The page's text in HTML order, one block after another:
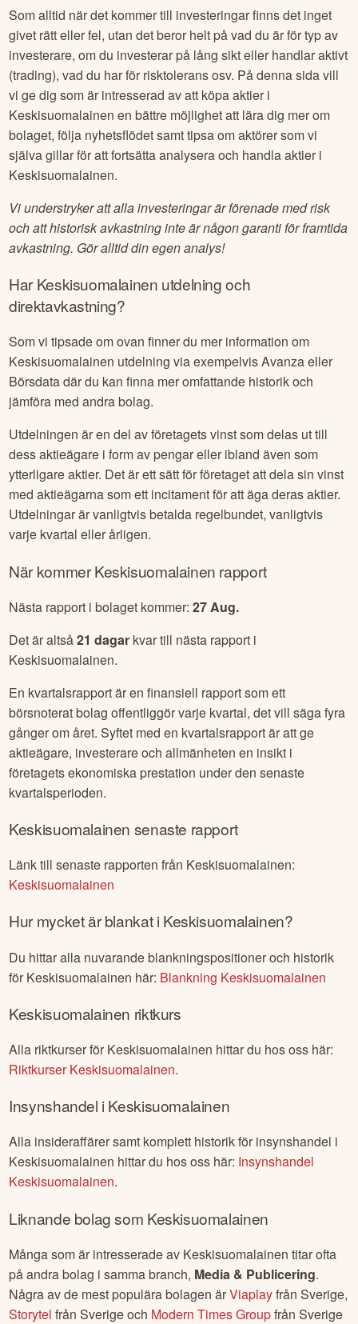
Som alltid när det kommer till investeringar finns det inget
givet rätt eller fel, utan det beror helt på vad du är för typ av
investerare, om du investerar på lång sikt eller handlar aktivt
(trading), vad du har för risktolerans osv. På denna sida vill
vi ge dig som är intresserad av att köpa aktier i
Keskisuomalainen en bättre möjlighet att lära dig mer om
bolaget, följa nyhetsflödet samt tipsa om aktörer som vi
själva gillar för att fortsätta analysera och handla aktier i
Keskisuomalainen.
Vi understryker att alla investeringar är förenade med risk
och att historisk avkastning inte är någon garanti för framtida
avkastning. Gör alltid din egen analys!
HarKeskisuomalainen utdelning och
direktavkastning?
Som vi tipsade om ovan finner du mer information om
Keskisuomalainen utdelning via exempelvis Avanza eller
Börsdata där du kan finna mer omfattande historik och
jämföra med andra bolag.
Utdelningen är en del av företagets vinst som delas ut till
dess aktieägare i form av pengar eller ibland även som
ytterligare aktier. Det är ett sätt för företaget att dela sin vinst
med aktieägarna som ett incitament för att äga deras aktier.
Utdelningar är vanligtvis betalda regelbundet, vanligtvis
varje kvartal eller årligen.
När kommerKeskisuomalainen rapport
Nästa rapport i bolaget kommer:27 Aug.
Det är altså21 dagar kvar till nästa rapport i
Keskisuomalainen.
En kvartalsrapport är en finansiell rapport som ett
börsnoterat bolag offentliggör varje kvartal, det vill säga fyra
gånger om året. Syftet med en kvartalsrapport är att ge
aktieägare, investerare och allmänheten en insikt i
företagets ekonomiska prestation under den senaste
kvartalsperioden.
Keskisuomalainen senaste rapport
Länk till senaste rapporten från Keskisuomalainen:
Keskisuomalainen
Hur mycket är blankat iKeskisuomalainen?
Du hittar alla nuvarande blankningspositioner och historik
för Keskisuomalainen här: Blankning Keskisuomalainen
Keskisuomalainen riktkurs
Alla riktkurser för Keskisuomalainen hittar du hos oss här:
RiktkurserKeskisuomalainen.
Insynshandel iKeskisuomalainen
Alla insideraffärer samt komplett historik för insynshandel i
Keskisuomalainen hittar du hos oss här: Insynshandel
Keskisuomalainen.
Liknande bolag som Keskisuomalainen
Många som är intresserade av Keskisuomalainen titar ofta
på andra bolag i samma branch, Media & Publicering.
Några av de mest populära bolagen ärViaplayfrånSverige,
Storytel frånSverigeoch Modern Times GroupfrånSverige